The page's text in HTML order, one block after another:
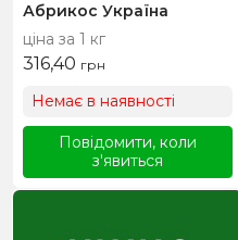
Абрикос Україна
ціна за 1 кг
316,40 грн
Немає в наявності
Повідомити, коли
з'явиться